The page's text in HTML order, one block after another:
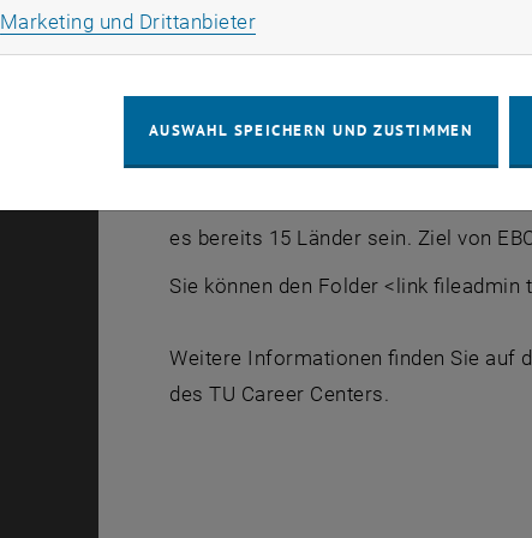
Wer für Österreich bei diesem
entschieden. Die SiegerInnen werden
November vorbereitet.
2007 waren bei der ersten EBC*L
es bereits 15 Länder sein. Ziel von
Sie können den Folder <link
Weitere Informationen finden Sie auf
des TU Career Centers.
Marketing und DrittanbieterMarketing Cookies zulassen
AUSWAHL SPEICHERN UND ZUSTIMMEN